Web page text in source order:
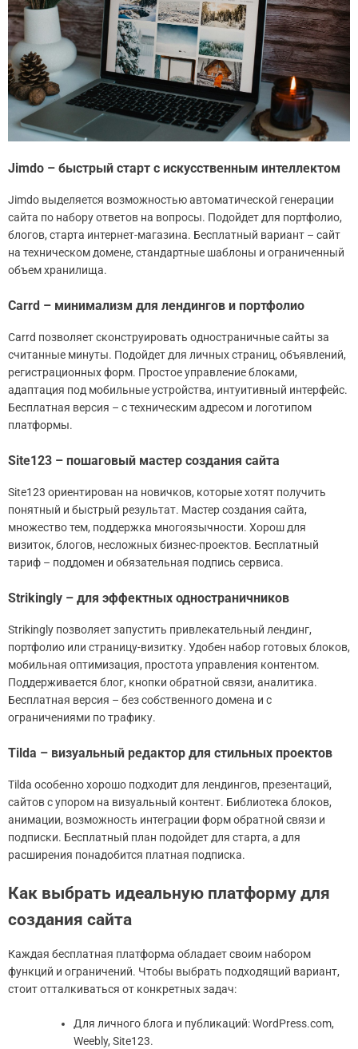
Jimdo – быстрый старт с искусственным интеллектом
Jimdo выделяется возможностью автоматической генерации
сайта по набору ответов на вопросы. Подойдет для портфолио,
блогов, старта интернет-магазина. Бесплатный вариант – сайт
на техническом домене, стандартные шаблоны и ограниченный
объем хранилища.
Carrd – минимализм для лендингов и портфолио
Carrd позволяет сконструировать одностраничные сайты за
считанные минуты. Подойдет для личных страниц, объявлений,
регистрационных форм. Простое управление блоками,
адаптация под мобильные устройства, интуитивный интерфейс.
Бесплатная версия – с техническим адресом и логотипом
платформы.
Site123 – пошаговый мастер создания сайта
Site123 ориентирован на новичков, которые хотят получить
понятный и быстрый результат. Мастер создания сайта,
множество тем, поддержка многоязычности. Хорош для
визиток, блогов, несложных бизнес-проектов. Бесплатный
тариф – поддомен и обязательная подпись сервиса.
Strikingly – для эффектных одностраничников
Strikingly позволяет запустить привлекательный лендинг,
портфолио или страницу-визитку. Удобен набор готовых блоков,
мобильная оптимизация, простота управления контентом.
Поддерживается блог, кнопки обратной связи, аналитика.
Бесплатная версия – без собственного домена и с
ограничениями по трафику.
Tilda – визуальный редактор для стильных проектов
Tilda особенно хорошо подходит для лендингов, презентаций,
сайтов с упором на визуальный контент. Библиотека блоков,
анимации, возможность интеграции форм обратной связи и
подписки. Бесплатный план подойдет для старта, а для
расширения понадобится платная подписка.
Как выбрать идеальную платформу для
создания сайта
Каждая бесплатная платформа обладает своим набором
функций и ограничений. Чтобы выбрать подходящий вариант,
стоит отталкиваться от конкретных задач:
Для личного блога и публикаций: WordPress.com,
Weebly, Site123.